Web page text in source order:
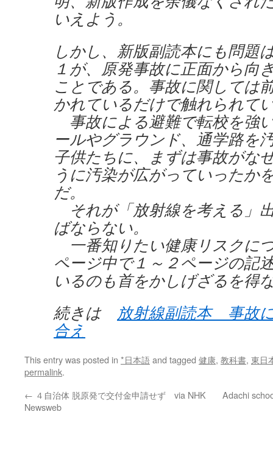
いえよう。
しかし、新版副読本にも問題
１が、原発事故に正面から向
ことである。事故に関しては
かれているだけで触れられて
事故による避難で転校を強
ールやグラウンド、通学路を
子供たちに、まずは事故がな
うに汚染が広がっていったか
だ。
それが「放射線を考える」
ばならない。
一番知りたい健康リスクに
ページ中で１～２ページの記
いるのも首をかしげざるを得
続きは 放射線副読本 事故
合え
This entry was posted in *日本語and tagged 健康, 教科書, 東日
permalink.
← ４自治体 脱原発で交付金申請せず via NHK
Newsweb
Adachi